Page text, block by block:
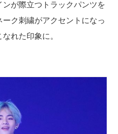
が際立つトラックパンツを
ク刺繍がアクセントになっ
れた印象に。